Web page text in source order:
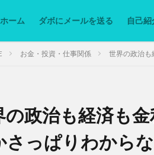
ホーム ダボにメールを送る 自己紹
お金・投資・仕事関係 世界の政治も
の政治も経済も
さっぱりわから
カテゴリー
Ninjatrader
低糖質ダイ